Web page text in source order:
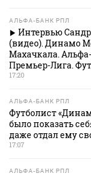
АЛЬФА-БАНК РПЛ
Интервью
(видео). Динамо
Махачкала.
Премьер-Лига.
17:20
АЛЬФА-БАНК РПЛ
Футболист
было показать
даже отдал ему
17:07
АЛЬФА-БАНК РПЛ